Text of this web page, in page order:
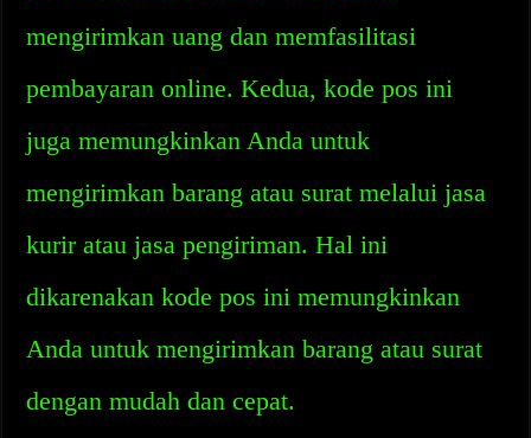
mengirimkan uang dan memfasilitasi
pembayaran online. Kedua, kode pos ini
juga memungkinkan Anda untuk
mengirimkan barang atau surat melalui jasa
kurir atau jasa pengiriman. Hal ini
dikarenakan kode pos ini memungkinkan
Anda untuk mengirimkan barang atau surat
dengan mudah dan cepat.